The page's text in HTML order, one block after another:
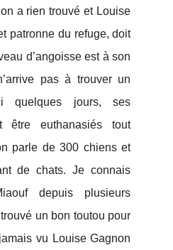
a rien trouvé et Louise
patronne du refuge, doit
d’angoisse est à son
pas à trouver un
quelques jours, ses
être euthanasiés tout
parle de 300 chiens et
de chats. Je connais
depuis plusieurs
un bon toutou pour
vu Louise Gagnon